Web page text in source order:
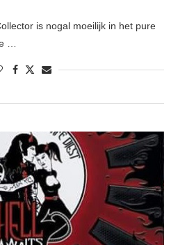
is nogal moeilijk in het pure
…